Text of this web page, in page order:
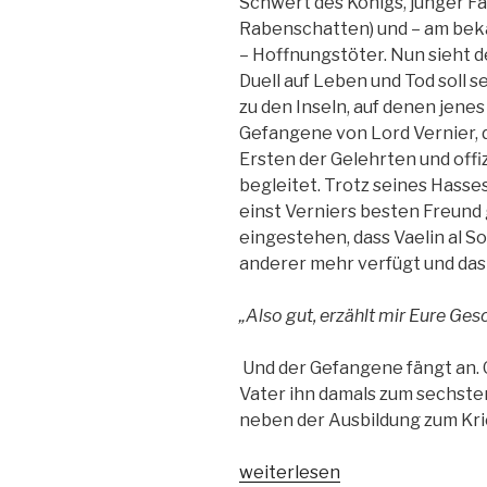
Rabenschatten) und – am
– Hoffnungstöter. Nun sieht
Duell auf Leben und Tod soll
zu den Inseln, auf denen
Gefangene von Lord
Ersten der Gelehrten und
begleitet. Trotz seines
einst Verniers besten
eingestehen, dass Vaelin al
anderer mehr verfügt und
„Also gut, erzählt mir Eure
Und der Gefangene fängt an.
Vater ihn damals zum
neben der Ausbildung zum
„Das
weiterlesen